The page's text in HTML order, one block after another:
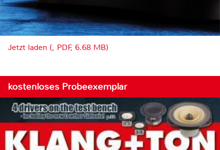
Jetzt laden (, PDF, 6.68 MB)
kostenloses Probeexemplar